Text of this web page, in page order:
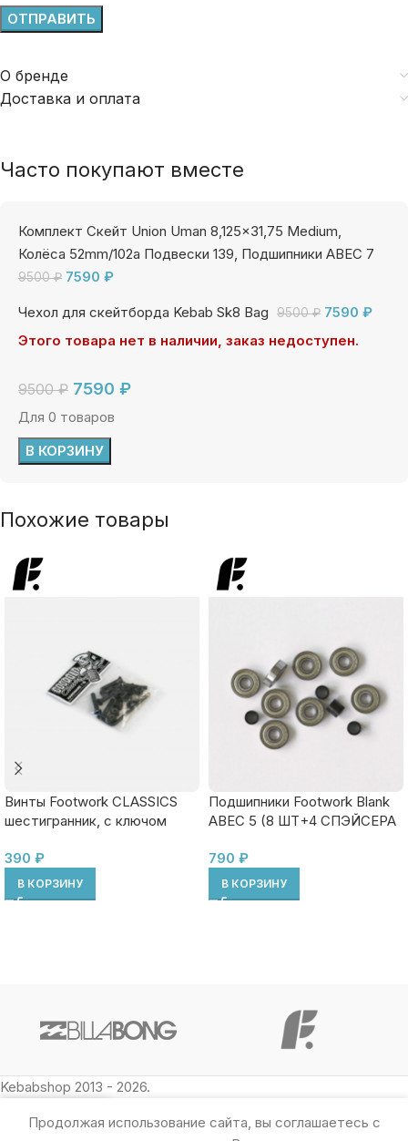
О бренде
Доставка и оплата
Часто покупают вместе
Комплект Скейт Union Uman 8,125x31,75 Medium,
Колёса 52mm/102a Подвески 139, Подшипники ABEC 7
9500₽ 7590 ₽
Чехол для скейтборда Kebab Sk8 Bag 9500₽ 7590 ₽
Этого товара нет в наличии, заказ недоступен.
9500₽ 7590 ₽
Для 0 товаров
В КОРЗИНУ
Похожие товары
Винты Footwork CLASSICS
шестигранник, с ключом
390 ₽
В КОРЗИНУ
Подшипники Footwork Blank
ABEC 5 (8 ШТ+4 СПЭЙСЕРА
790 ₽
В КОРЗИНУ
Kebabshop 2013 - 2026.
Продолжая использование сайта, вы соглашаетесь с